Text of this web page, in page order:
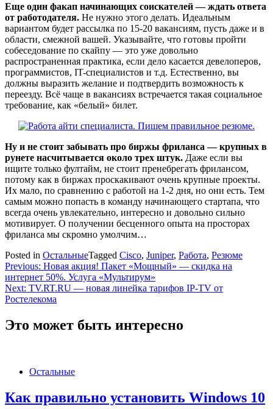
Еще один факап начинающих соискателей — ждать ответа
от работодателя. Не нужно этого делать. Идеальным
вариантом будет рассылка по 15-20 вакансиям, пусть даже и в
области, смежной вашей. Указывайте, что готовы пройти
собеседование по скайпу — это уже довольно
распространенная практика, если дело касается девелоперов,
программистов, IT-специалистов и т.д. Естественно, вы
должны выразить желание и подтвердить возможность к
переезду. Всё чаще в вакансиях встречается такая социальное
требование, как «белый» билет.
Ну и не стоит забывать про биржы фриланса — крупных в
рунете насчитывается около трех штук. Даже если вы
ищите только фултайм, не стоит пренебрегать фрилансом,
потому как в биржах проскакивают очень крупные проекты.
Их мало, по сравнению с работой на 1-2 дня, но они есть. Тем
самым можно попасть в команду начинающего стартапа, что
всегда очень увлекательно, интересно и довольно сильно
мотивирует. О получении бесценного опыта на просторах
фриланса мы скромно умолчим…
Posted in ОстальныеTagged Cisco, Juniper, Работа, Резюме
Навигация
по
записям
Previous: Новая акция! Пакет «Мощный» — скидка на
интернет 50%. Услуга «Мультирум»
Next: TV.RT.RU — новая линейка тарифов IP-TV от
Ростелекома
Это может быть интересно
Остальные
Как правильно установить Windows 10